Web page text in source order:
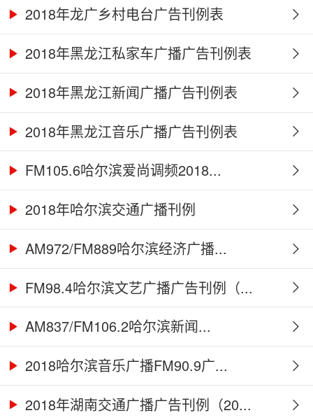
2018年龙广乡村电台广告刊例表
2018年黑龙江私家车广播广告刊例表
2018年黑龙江新闻广播广告刊例表
2018年黑龙江音乐广播广告刊例表
FM105.6哈尔滨爱尚调频2018...
2018年哈尔滨交通广播刊例
AM972/FM889哈尔滨经济广播...
FM98.4哈尔滨文艺广播广告刊例（...
AM837/FM106.2哈尔滨新闻...
2018哈尔滨音乐广播FM90.9广...
2018年湖南交通广播广告刊例（20...